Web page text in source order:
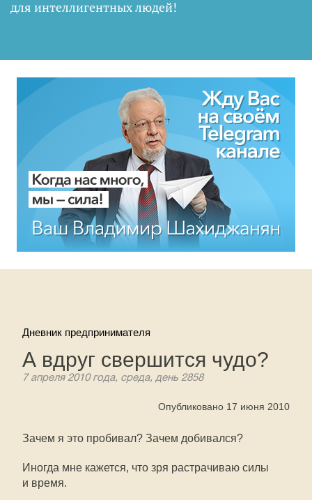
для интеллигентных людей!
Дневник предпринимателя
А вдруг свершится чудо?
7 апреля 2010 года, среда, день 2858
Опубликовано 17 июня 2010
Зачем я это пробивал? Зачем добивался?
Иногда мне кажется, что зря растрачиваю силы
и время.